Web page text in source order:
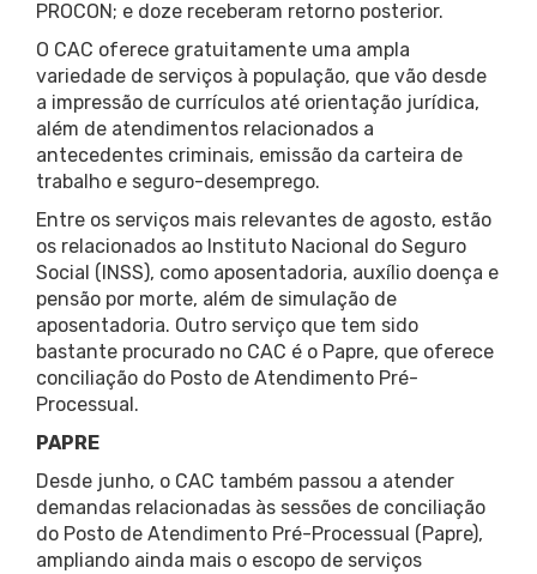
PROCON; e doze receberam retorno posterior.
O CAC oferece gratuitamente uma ampla
variedade de serviços à população, que vão desde
a impressão de currículos até orientação jurídica,
além de atendimentos relacionados a
antecedentes criminais, emissão da carteira de
trabalho e seguro-desemprego.
Entre os serviços mais relevantes de agosto, estão
os relacionados ao Instituto Nacional do Seguro
Social (INSS), como aposentadoria, auxílio doença e
pensão por morte, além de simulação de
aposentadoria. Outro serviço que tem sido
bastante procurado no CAC é o Papre, que oferece
conciliação do Posto de Atendimento Pré-
Processual.
PAPRE
Desde junho, o CAC também passou a atender
demandas relacionadas às sessões de conciliação
do Posto de Atendimento Pré-Processual (Papre),
ampliando ainda mais o escopo de serviços